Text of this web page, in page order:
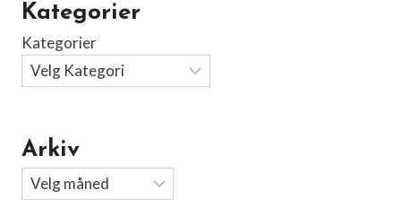
Kategorier
Kategorier
Arkiv
Arkiv